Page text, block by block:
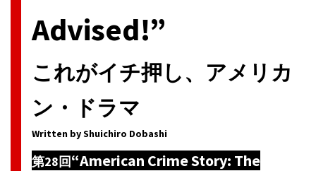
Advised!”
これがイチ押し、アメリカ
ン・ドラマ
Written by Shuichiro Dobashi
第28回“American Crime Story: The